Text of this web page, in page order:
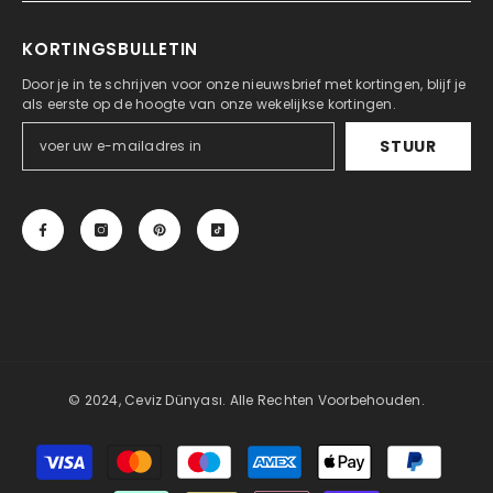
KORTINGSBULLETIN
Door je in te schrijven voor onze nieuwsbrief met kortingen, blijf je
als eerste op de hoogte van onze wekelijkse kortingen.
STUUR
© 2024, Ceviz Dünyası. Alle Rechten Voorbehouden.
Betaalmethoden